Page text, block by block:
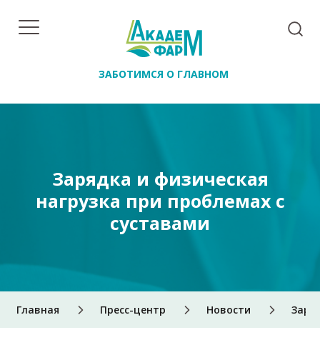
ЗАБОТИМСЯ О ГЛАВНОМ
Главная Пресс-центр Новости
Зарядка и физическая
нагрузка при проблемах с
суставами